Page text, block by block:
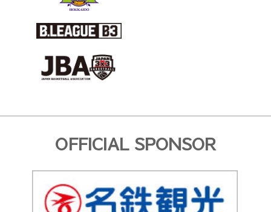
OFFICIAL SPONSOR